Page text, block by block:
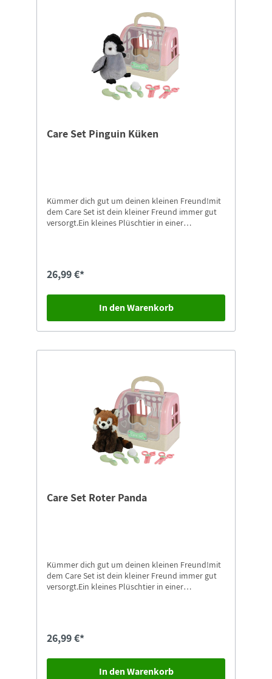
Care Set Pinguin Küken
Kümmer dich gut um deinen kleinen Freund!mit
dem Care Set ist dein kleiner Freund immer gut
versorgt.Ein kleines Plüschtier in einer
26,99 €*
In den Warenkorb
Care Set Roter Panda
Kümmer dich gut um deinen kleinen Freund!mit
dem Care Set ist dein kleiner Freund immer gut
versorgt.Ein kleines Plüschtier in einer
26,99 €*
In den Warenkorb